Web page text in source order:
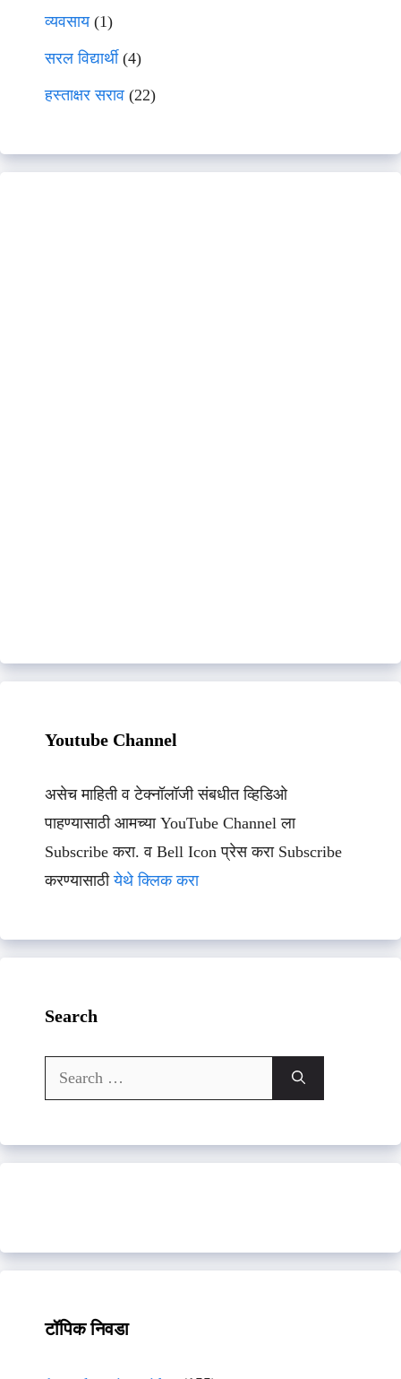
व्यवसाय(1)
सरल विद्यार्थी(4)
हस्ताक्षर सराव (22)
Youtube Channel
असेच माहिती व टेक्नॉलॉजी संबधीत व्हिडिओ
पाहण्यासाठी आमच्या YouTube Channel ला
Subscribe करा. व Bell Icon प्रेस करा Subscribe
करण्यासाठीयेथे क्लिक करा
Search
Search
for:
टॉपिक निवडा